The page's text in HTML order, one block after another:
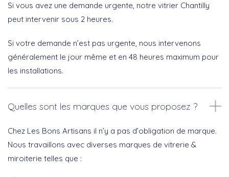
Si vous avez une demande urgente, notre vitrier Chantilly
peut intervenir sous 2 heures.
Si votre demande n’est pas urgente, nous intervenons
généralement le jour même et en 48 heures maximum pour
les installations.
Quelles sont les marques que vous proposez ?
Chez Les Bons Artisans il n’y a pas d’obligation de marque.
Nous travaillons avec diverses marques de vitrerie &
miroiterie telles que :